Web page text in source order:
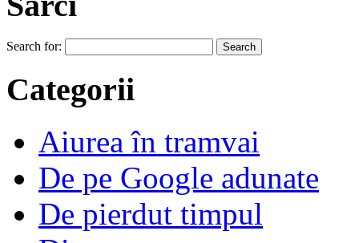
Search for:
Categorii
Aiurea în tramvai
De pe Google adunate
De pierdut timpul